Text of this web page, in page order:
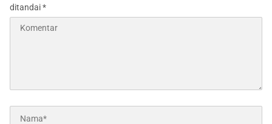
ditandai*